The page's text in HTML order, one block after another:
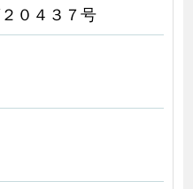
０４３７号